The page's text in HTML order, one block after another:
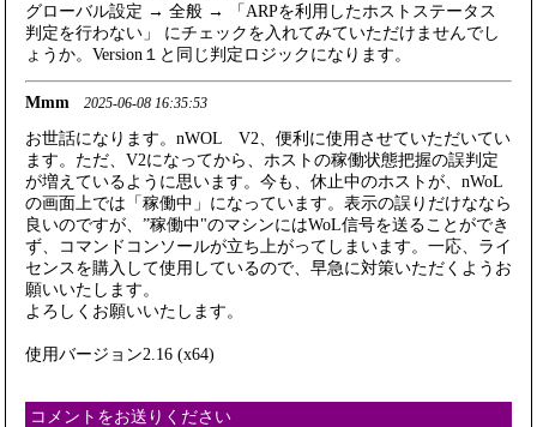
グローバル設定 → 全般 → 「ARPを利用したホストステータス
判定を行わない」 にチェックを入れてみていただけませんでし
ょうか。Version１と同じ判定ロジックになります。
Mmm 2025-06-08 16:35:53
お世話になります。nWOL V2、便利に使用させていただいてい
ます。ただ、V2になってから、ホストの稼働状態把握の誤判定
が増えているように思います。今も、休止中のホストが、nWoL
の画面上では「稼働中」になっています。表示の誤りだけななら
良いのですが、”稼働中"のマシンにはWoL信号を送ることができ
ず、コマンドコンソールが立ち上がってしまいます。一応、ライ
センスを購入して使用しているので、早急に対策いただくようお
願いいたします。
よろしくお願いいたします。
使用バージョン2.16 (x64)
コメントをお送りください